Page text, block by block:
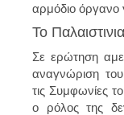
αρμόδιο όργανο
Το
Σε ερώτηση
αναγνώριση
τις Συμφωνίες
ο ρόλος της